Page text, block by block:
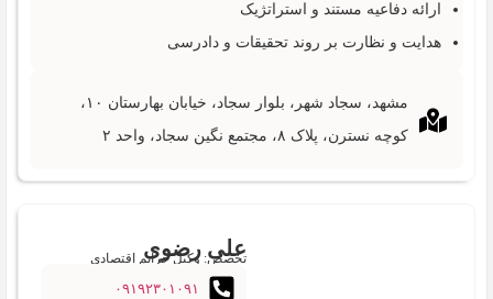
ارائه دفاعیه مستند و استراتژیک
هدایت و نظارت بر روند تحقیقات و دادرسی
مشهد، سجاد شهر، بلوار سجاد، خیابان بهارستان ۱۰،
کوچه نسترن، پلاک ۸، مجتمع نگین سجاد، واحد ۲
علی رضوی
تخصص: وکیل جرایم اقتصادی
۰۹۱۹۲۳۰۱۰۹۱